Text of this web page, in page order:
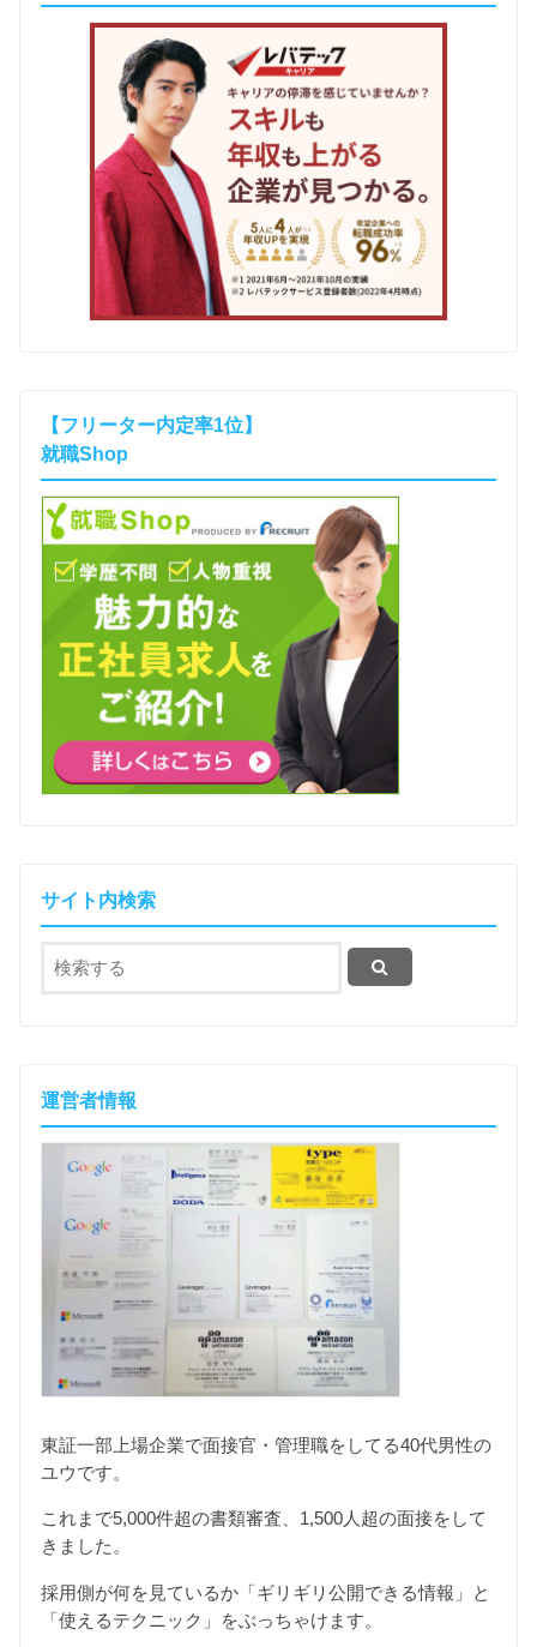
【フリーター内定率1位】
就職Shop
サイト内検索
運営者情報
東証一部上場企業で面接官・管理職をしてる40代男性の
ユウです。
これまで5,000件超の書類審査、1,500人超の面接をして
きました。
採用側が何を見ているか「ギリギリ公開できる情報」と
「使えるテクニック」をぶっちゃけます。